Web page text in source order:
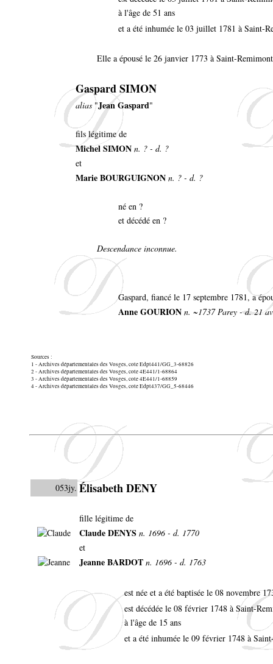
à l'âge de 51 ans
et a été inhumée le 03 juillet 1781 à Saint-
Elle a épousé le 26 janvier 1773 à Saint-
Gaspard SIMON
alias "Jean Gaspard"
fils légitime de
Michel SIMON n. ? - d. ?
et
Marie BOURGUIGNON n. ? - d. ?
né en ?
et décédé en ?
Descendance inconnue.
Gaspard, fiancé le 17 septembre 1781, a
Anne GOURION n. ~1737 Parey - d. 21
Sources :
1 - Archives départementales des Vosges, cote Edpt441/GG_3-68826
2 - Archives départementales des Vosges, cote 4E441/1-68864
3 - Archives départementales des Vosges, cote 4E441/1-68859
4 - Archives départementales des Vosges, cote Edpt437/GG_5-68446
053jy. Élisabeth DENY
fille légitime de
Claude DENYS n. 1696 - d. 1770
et
Jeanne BARDOT n. 1696 - d. 1763
est née et a été baptisée le 08 novembre
est décédée le 08 février 1748 à Saint-
à l'âge de 15 ans
et a été inhumée le 09 février 1748 à